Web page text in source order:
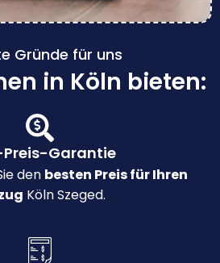
Gründe für uns
in Köln bieten:
Garantie
den besten Preis für Ihren
Köln Szeged.